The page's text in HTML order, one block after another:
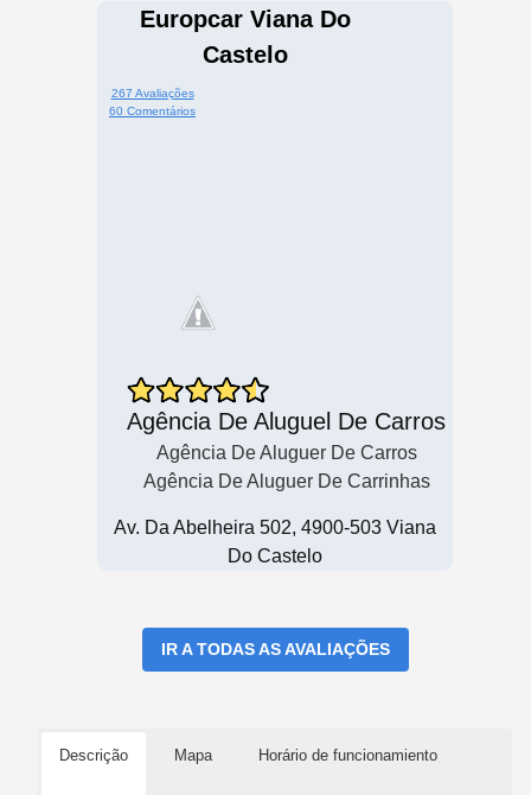
Europcar Viana Do
Castelo
267 Avaliações
60 Comentários
Agência De Aluguel De Carros
Agência De Aluguer De Carros
Agência De Aluguer De Carrinhas
Av. Da Abelheira 502, 4900-503 Viana
Do Castelo
IR A TODAS AS AVALIAÇÕES
Descrição Mapa Horário de funcionamiento